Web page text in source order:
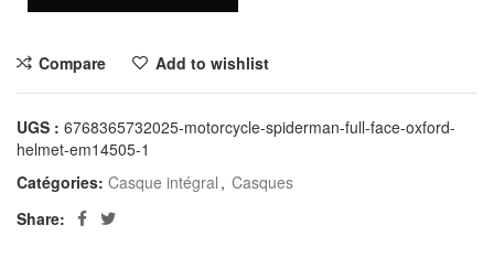
Compare Add to wishlist
UGS : 6768365732025-motorcycle-spiderman-full-face-oxford-
helmet-em14505-1
Catégories: Casque intégral , Casques
Share: